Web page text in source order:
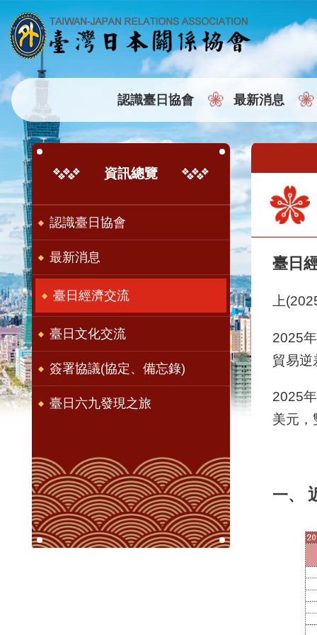
跳到主要內容區塊
認識臺日協會 最新消息
:::
資訊總覽
認識臺日協會
最新消息
臺日經濟交流
臺日文化交流
簽署協議(協定、備忘錄)
臺日六九發現之旅
:::
臺日
上
2025
貿易逆
2025
美元，
一、